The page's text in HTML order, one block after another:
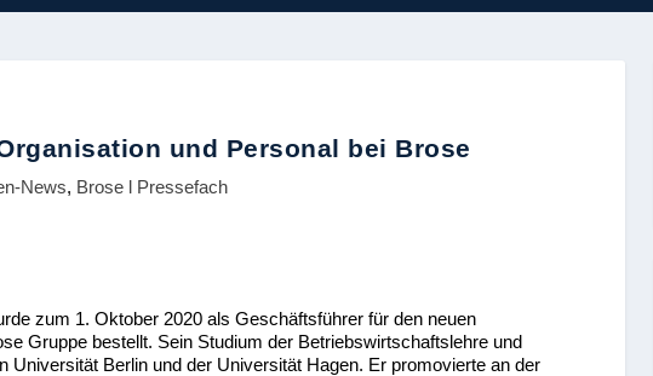
und Personal bei Brose
News, Brose l Pressefach
zum 1. Oktober 2020 als Geschäftsführer für den neuen
Gruppe bestellt. Sein Studium der Betriebswirtschaftslehre und
Universität Berlin und der Universität Hagen. Er promovierte an der